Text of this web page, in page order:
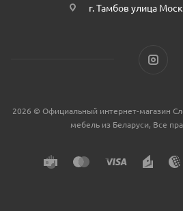
г. Тамбов улица
2026 © Официальный интернет-магазин
мебель из Беларуси, Все